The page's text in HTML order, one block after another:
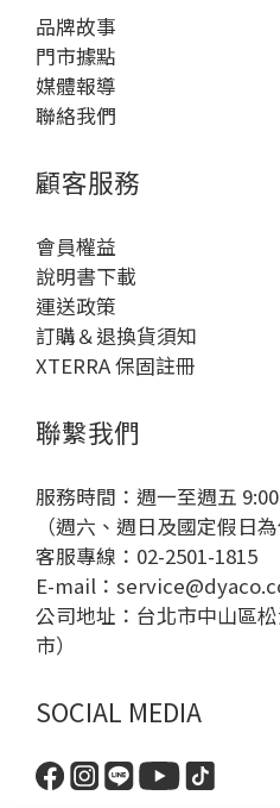
品牌故事
門市據點
媒體報導
聯絡我們
顧客服務
會員權益
說明書下載
運送政策
訂購＆退換貨須知
XTERRA 保固註冊
聯繫我們
服務時間：週一至週五
（週六、週日及國定假日為
客服專線：02-2501-1815
E-mail：
公司地址：台北市中山區
市）
SOCIAL MEDIA